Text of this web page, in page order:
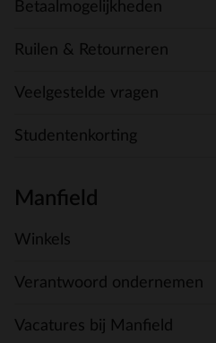
Betaalmogelijkheden
Ruilen & Retourneren
Veelgestelde vragen
Studentenkorting
Manfield
Winkels
Verantwoord ondernemen
Vacatures bij Manfield